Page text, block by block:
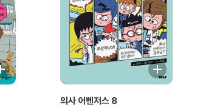
의사 어벤저스 8